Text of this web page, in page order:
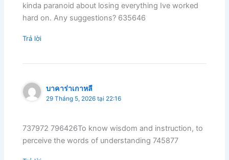
kinda paranoid about losing everything Ive worked
hard on. Any suggestions? 635646
Trả lời
บาคาร่าเกาหลี
29 Tháng 5, 2026 tại 22:16
737972 796426To know wisdom and instruction, to
perceive the words of understanding 745877